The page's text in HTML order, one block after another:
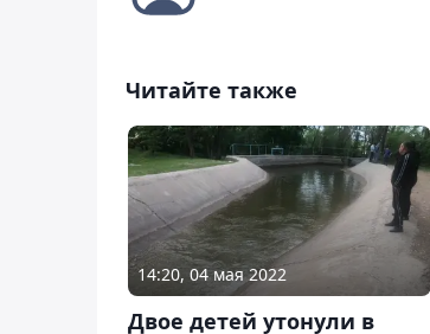
Читайте также
14:20, 04 мая 2022
Двое детей утонули в